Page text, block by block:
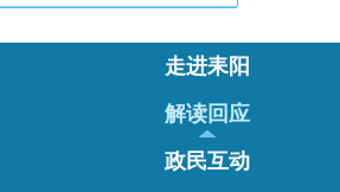
走进耒阳
解读回应
政民互动